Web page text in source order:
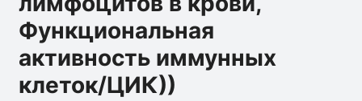
Функциональная
активность иммунных
клеток/ЦИК))